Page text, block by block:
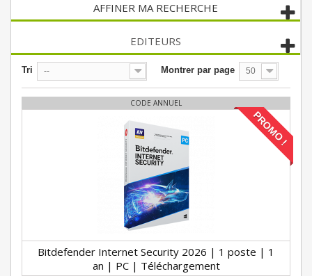
AFFINER MA RECHERCHE
EDITEURS
Tri -- Montrer par page 50
CODE ANNUEL
PROMO !
Bitdefender Internet Security 2026 | 1 poste | 1
an | PC | Téléchargement